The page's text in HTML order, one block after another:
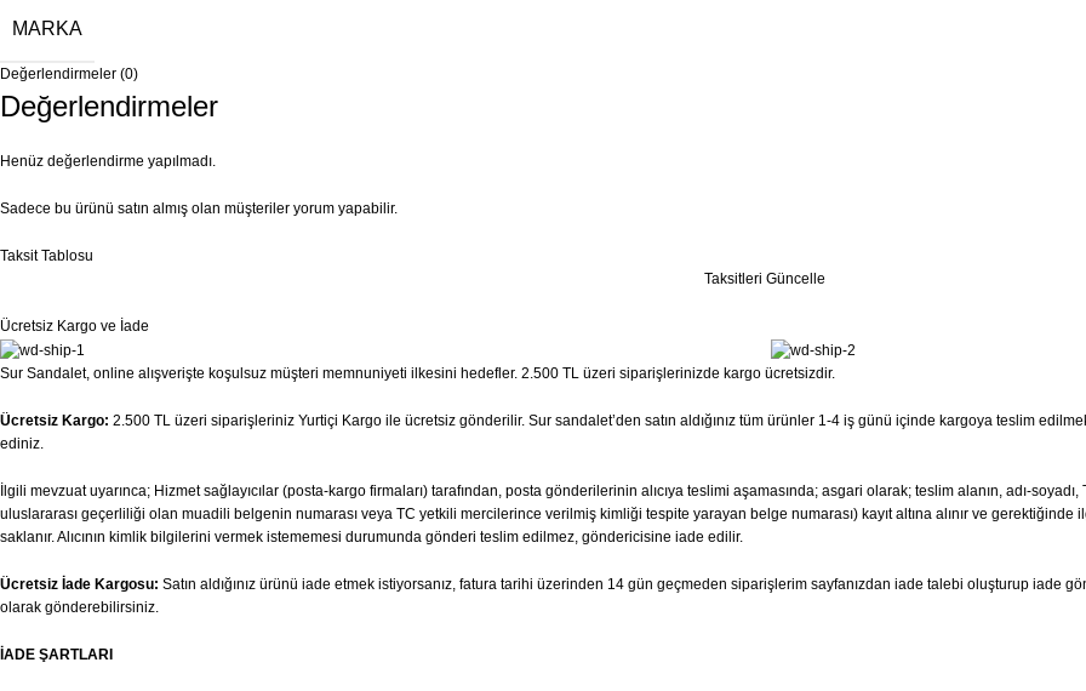
MARKA
Değerlendirmeler (0)
Değerlendirmeler
Henüz değerlendirme yapılmadı.
Sadece bu ürünü satın almış olan müşteriler yorum yapabilir.
Taksit Tablosu
Taksitleri Güncelle
Ücretsiz Kargo ve İade
Sur Sandalet, online alışverişte koşulsuz müşteri memnuniyeti ilkesini hedefler. 2.500 TL üzeri siparişlerinizde kargo ücretsizdir.
Ücretsiz Kargo: 2.500 TL üzeri siparişleriniz Yurtiçi Kargo ile ücretsiz gönderilir. Sur sandalet’den satın aldığınız tüm ürünler 1-4 iş günü içinde kargoya teslim
ediniz.
İlgili mevzuat uyarınca; Hizmet sağlayıcılar (posta-kargo firmaları) tarafından, posta gönderilerinin alıcıya teslimi aşamasında; asgari olarak; teslim alanın, adı-
uluslararası geçerliliği olan muadili belgenin numarası veya TC yetkili mercilerince verilmiş kimliği tespite yarayan belge numarası) kayıt altına alınır ve
saklanır. Alıcının kimlik bilgilerini vermek istememesi durumunda gönderi teslim edilmez, göndericisine iade edilir.
Ücretsiz İade Kargosu: Satın aldığınız ürünü iade etmek istiyorsanız, fatura tarihi üzerinden 14 gün geçmeden siparişlerim sayfanızdan iade talebi oluşturup iade
olarak gönderebilirsiniz.
İADE ŞARTLARI